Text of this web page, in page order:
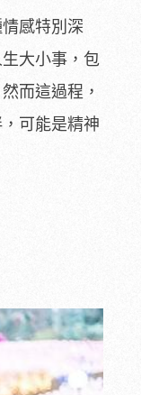
感特別深
大小事，包
而這過程，
可能是精神